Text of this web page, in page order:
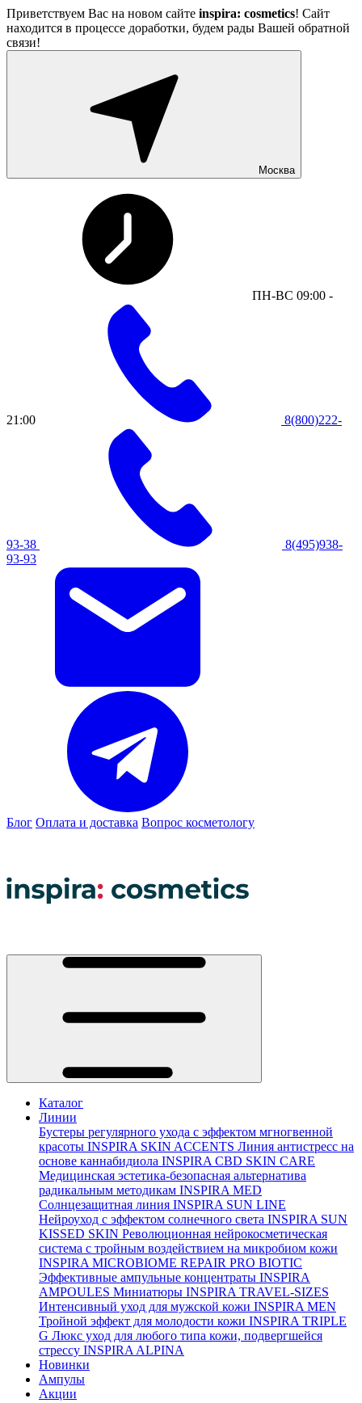
Приветствуем Вас на новом сайте inspira: cosmetics! Сайт
находится в процессе доработки, будем рады Вашей обратной
связи!
Москва
ПН-ВС 09:00 -
21:00 8(800)222-
93-38
8(495)938-
93-93
Блог Оплата и доставка Вопрос косметологу
Каталог
Линии
Бустеры регулярного ухода с эффектом мгногвенной
красоты INSPIRA SKIN ACCENTS Линия антистресс на
основе каннабидиола INSPIRA CBD SKIN CARE
Медицинская эстетика-безопасная альтернатива
радикальным методикам INSPIRA MED
Солнцезащитная линия INSPIRA SUN LINE
Нейроуход с эффектом солнечного света INSPIRA SUN
KISSED SKIN Революционная нейрокосметическая
система с тройным воздействием на микробиом кожи
INSPIRA MICROBIOME REPAIR PRO BIOTIC
Эффективные ампульные концентраты INSPIRA
AMPOULES Миниатюры INSPIRA TRAVEL-SIZES
Интенсивный уход для мужской кожи INSPIRA MEN
Тройной эффект для молодости кожи INSPIRA TRIPLE
G Люкс уход для любого типа кожи, подвергшейся
стрессу INSPIRA ALPINA
Новинки
Ампулы
Акции